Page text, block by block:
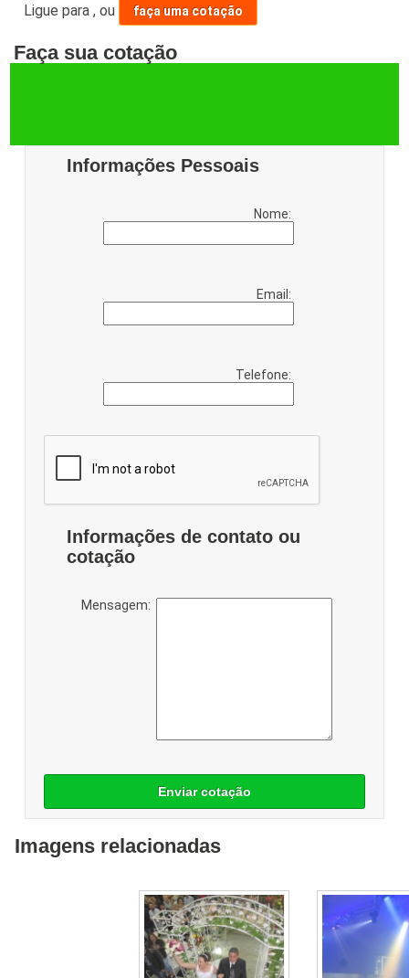
Ligue para,ou faça uma cotação
Faça sua cotação
Informações Pessoais
Nome:
Email:
Telefone:
Informações de contato ou
cotação
Mensagem:
Enviar cotação
Imagens relacionadas